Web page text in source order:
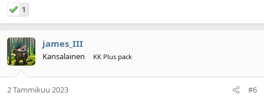
1
james_III
Kansalainen KK Plus pack
2 Tammikuu 2023 #6